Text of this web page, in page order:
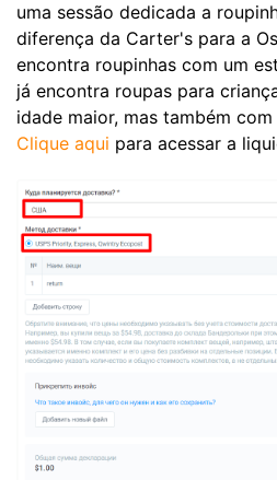
uma sessão dedicada a
diferença da Carter's para a
encontra roupinhas com um
já encontra roupas para
idade maior, mas também
Clique aqui para acessar a